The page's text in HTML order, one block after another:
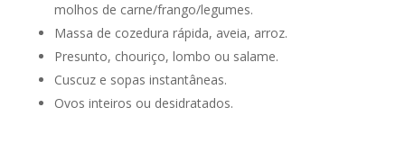
molhos de carne/frango/legumes.
Massa de cozedura rápida, aveia, arroz.
Presunto, chouriço, lombo ou salame.
Cuscuz e sopas instantâneas.
Ovos inteiros ou desidratados.